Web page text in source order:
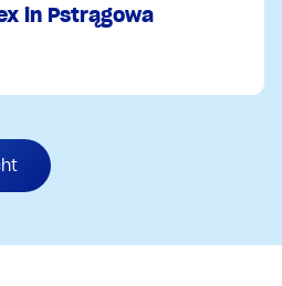
in Pstrągowa